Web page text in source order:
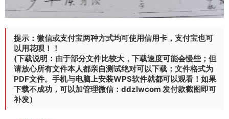
提示：微信或支付宝两种方式均可使用信用卡，支付宝也可
以用花呗！！
(下载说明：由于部分文件比较大，下载速度可能会慢些；但
请放心所有文件本人都亲自测试绝对可以下载；文件格式为
PDF文件。手机与电脑上安装WPS软件就都可以观看！如果
下载不成功，可以加管理微信：ddzlwcom 发付款截图即可
补发）